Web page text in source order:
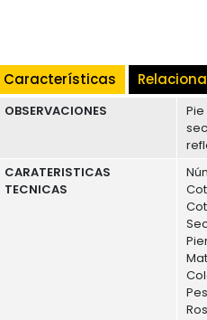
Características
OBSERVACIONES
CARATERISTICAS
TECNICAS